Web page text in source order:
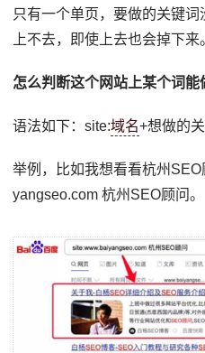
只有一个单页，要做的关键
上不去，即使上去也会掉下来
怎么判断这个网站上某个词能
语法如下：site:域名+想做的
举例，比如我想看看杭州
yangseo.com 杭州SEO顾问。